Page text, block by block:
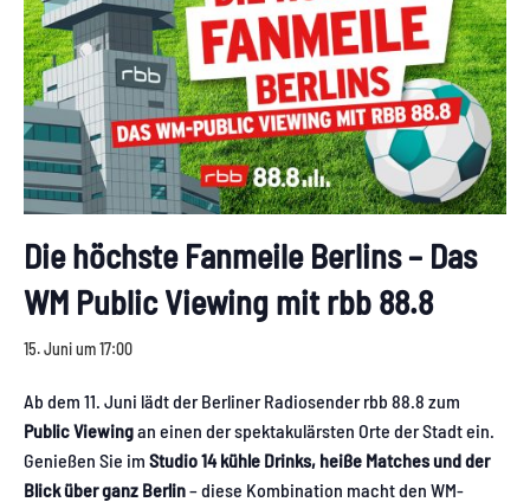
Die höchste Fanmeile Berlins – Das
WM Public Viewing mit rbb 88.8
15. Juni um 17:00
Ab dem 11. Juni lädt der Berliner Radiosender rbb 88.8 zum
Public Viewingan einen der spektakulärsten Orte der Stadt ein.
Genießen Sie im Studio 14 kühle Drinks, heiße Matches und der
Blick über ganz Berlin– diese Kombination macht den WM-